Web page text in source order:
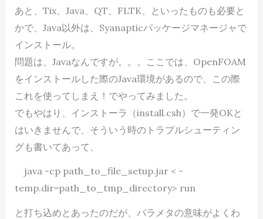
あと、Tix、Java、QT、FLTK、といったものも必要と
かで、Java以外は、Syanapticパッケージマネージャで
インストール。
問題は、Javaなんですが。。。ここでは、OpenFOAM
をインストールした際のJava環境があるので、この際
これを使ってしまえ！でやってみました。
でもやはり、インストーラ（install.csh）で一発OKと
はいきませんで、そういう時のトラブルシューティン
グも書いてあって、
java -cp path_to_file_setup.jar < -
temp.dir=path_to_tmp_directory> run
と打ち込めとあったのだが、パラメタの意味がよくわ